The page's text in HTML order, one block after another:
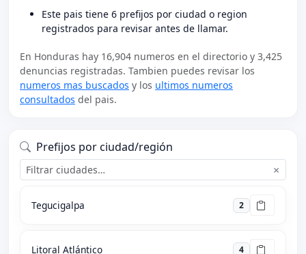
Este pais tiene 6 prefijos por ciudad o region
registrados para revisar antes de llamar.
En Honduras hay 16,904 numeros en el directorio y 3,425
denuncias registradas. Tambien puedes revisar los
numeros mas buscados y los ultimos numeros
consultados del pais.
Prefijos por ciudad/región
×
Tegucigalpa 2
Litoral Atlántico 4